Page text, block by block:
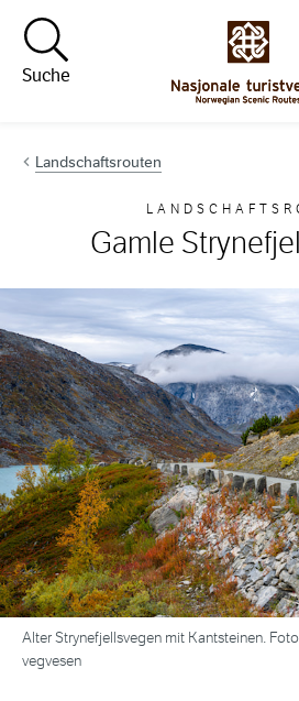
Hopp til innhold
Suche
Landschaftsrouten
Gamle
Alter Strynefjellsvegen mit Kantsteinen.
vegvesen